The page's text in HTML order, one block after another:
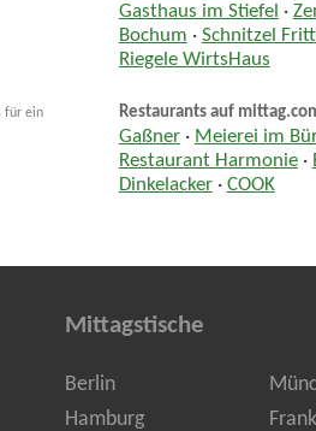
für ein
Gasthaus im Stiefel ·
Bochum · Schnitzel
Riegele WirtsHaus
Restaurants auf
Gaßner· Meierei im
Restaurant Harmonie·
Dinkelacker· COOK
Mittagstische
Berlin
Hamburg